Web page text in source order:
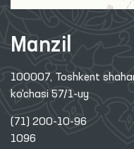
Manzil
100007, Toshkent
ko‘chasi 57/1-uy
(71) 200-10-96
1096